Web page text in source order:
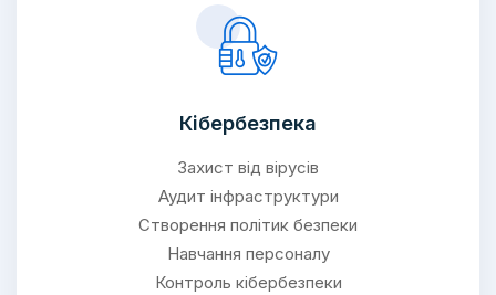
Кібербезпека
Захист від вірусів
Аудит інфраструктури
Створення політик безпеки
Навчання персоналу
Контроль кібербезпеки